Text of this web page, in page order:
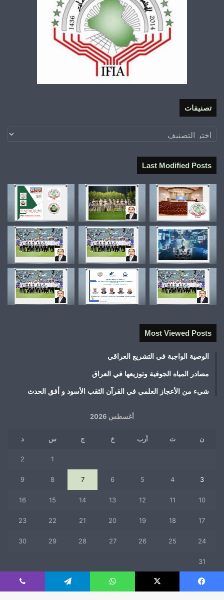
تصنيفات
تصنيفات
Last Modified Posts
Most Viewed Posts
الوصية الواجبة في التشريع العراقي
مصادر المياه الجوفية وتوزيعها في العراق
شيء من الأعجاز العلمي في القرآن الثقب الأسود و أفق الحدث
أغسطس 2026
ن ث أرب خ ج س د
1
2
3
4
5
6
7
8
9
10
11
12
13
14
15
16
17
18
19
20
21
22
23
24
25
26
27
28
29
30
31
« يوليو
فيسبوك ‫X واتساب تيلقرام ڤايبر